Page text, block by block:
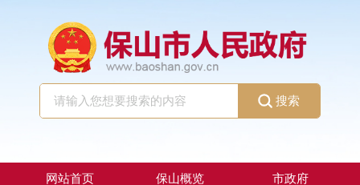
搜索
网站首页 保山概览 市政府